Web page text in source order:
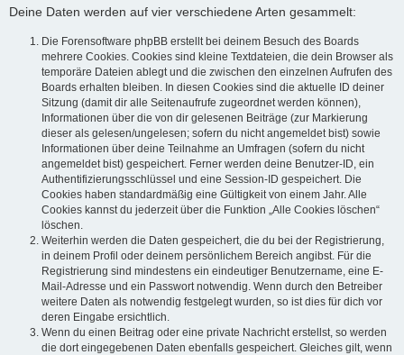
Deine Daten werden auf vier verschiedene Arten gesammelt:
Die Forensoftware phpBB erstellt bei deinem Besuch des Boards
mehrere Cookies. Cookies sind kleine Textdateien, die dein Browser als
temporäre Dateien ablegt und die zwischen den einzelnen Aufrufen des
Boards erhalten bleiben. In diesen Cookies sind die aktuelle ID deiner
Sitzung (damit dir alle Seitenaufrufe zugeordnet werden können),
Informationen über die von dir gelesenen Beiträge (zur Markierung
dieser als gelesen/ungelesen; sofern du nicht angemeldet bist) sowie
Informationen über deine Teilnahme an Umfragen (sofern du nicht
angemeldet bist) gespeichert. Ferner werden deine Benutzer-ID, ein
Authentifizierungsschlüssel und eine Session-ID gespeichert. Die
Cookies haben standardmäßig eine Gültigkeit von einem Jahr. Alle
Cookies kannst du jederzeit über die Funktion „Alle Cookies löschen“
löschen.
Weiterhin werden die Daten gespeichert, die du bei der Registrierung,
in deinem Profil oder deinem persönlichem Bereich angibst. Für die
Registrierung sind mindestens ein eindeutiger Benutzername, eine E-
Mail-Adresse und ein Passwort notwendig. Wenn durch den Betreiber
weitere Daten als notwendig festgelegt wurden, so ist dies für dich vor
deren Eingabe ersichtlich.
Wenn du einen Beitrag oder eine private Nachricht erstellst, so werden
die dort eingegebenen Daten ebenfalls gespeichert. Gleiches gilt, wenn